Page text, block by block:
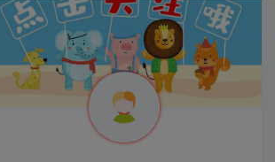
热门文章
（16719期）手机、电脑云端托管，每日稳定收入120+，小众领域长期稳定
红果短剧拉新之盘点爆量玩法实战教学，0粉可做，发视频就有收益
（17020期）高成长产业链投研，通信、AI数据中心、机器人，扫描50+公司，锁定2026确定性增长机会